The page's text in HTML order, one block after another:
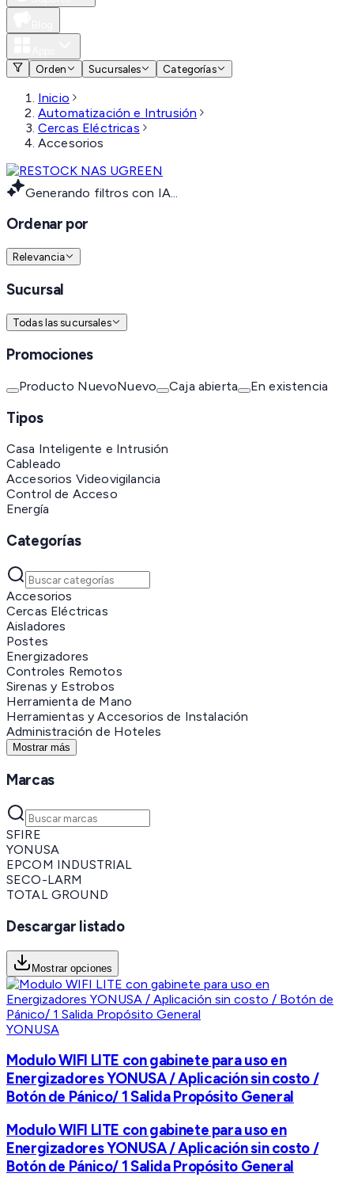
Orden
Sucursales Categorías
Inicio
Automatización e Intrusión
Cercas Eléctricas
Accesorios
Generando filtros con IA...
Ordenar por
Relevancia
Sucursal
Todas las sucursales
Promociones
Producto NuevoNuevo Caja abierta En existencia
Tipos
Casa Inteligente e Intrusión
Cableado
Accesorios Videovigilancia
Control de Acceso
Energía
Categorías
Accesorios
Cercas Eléctricas
Aisladores
Postes
Energizadores
Controles Remotos
Sirenas y Estrobos
Herramienta de Mano
Herramientas y Accesorios de Instalación
Administración de Hoteles
Mostrar más
Marcas
SFIRE
YONUSA
EPCOM INDUSTRIAL
SECO-LARM
TOTAL GROUND
Descargar listado
Mostrar opciones
YONUSA
Modulo WIFI LITE con gabinete para uso en
Energizadores YONUSA / Aplicación sin costo /
Botón de Pánico/ 1 Salida Propósito General
Modulo WIFI LITE con gabinete para uso en
Energizadores YONUSA / Aplicación sin costo /
Botón de Pánico/ 1 Salida Propósito General